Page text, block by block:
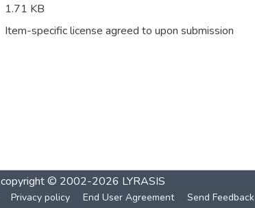
1.71 KB
Item-specific license agreed to upon submission
copyright © 2002-2026 LYRASIS
Privacy policy End User Agreement Send Feedback